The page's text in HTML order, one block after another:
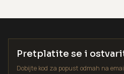
Pretplatite se i
Dobijte kod za popust odmah na